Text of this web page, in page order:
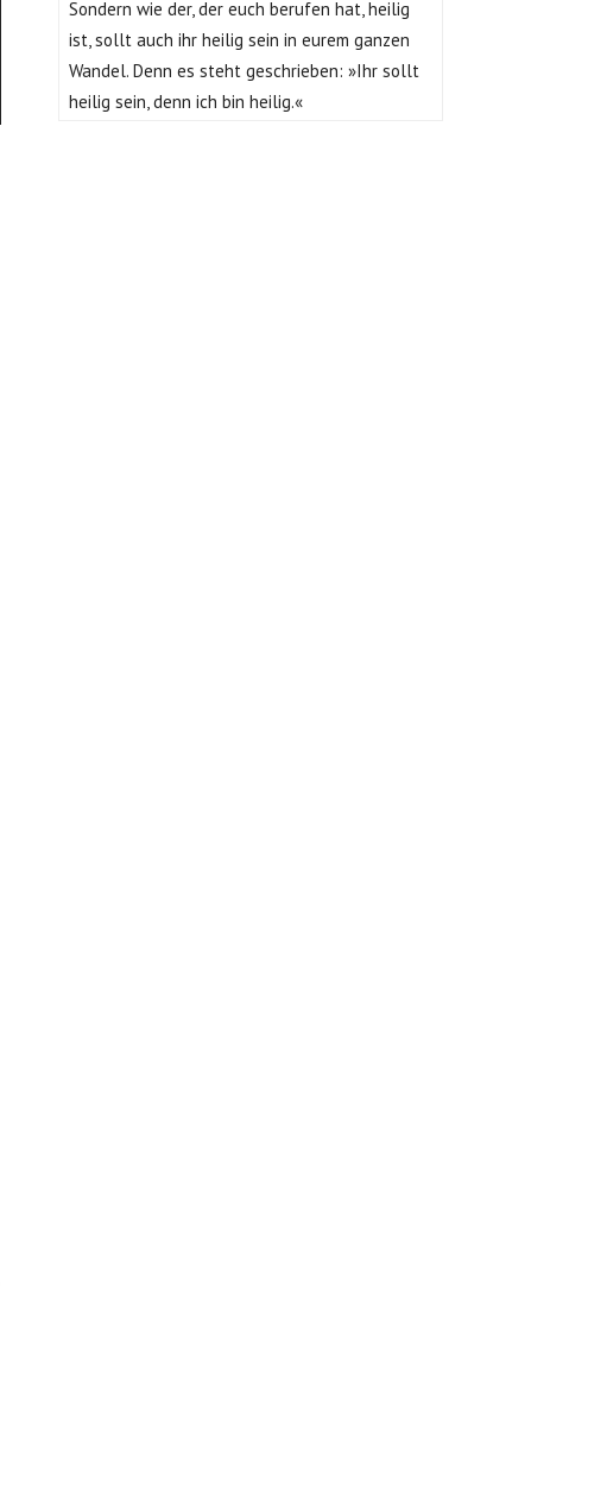
Sondern wie der, der euch berufen hat, heilig
ist, sollt auch ihr heilig sein in eurem ganzen
Wandel. Denn es steht geschrieben: »Ihr sollt
heilig sein, denn ich bin heilig.«